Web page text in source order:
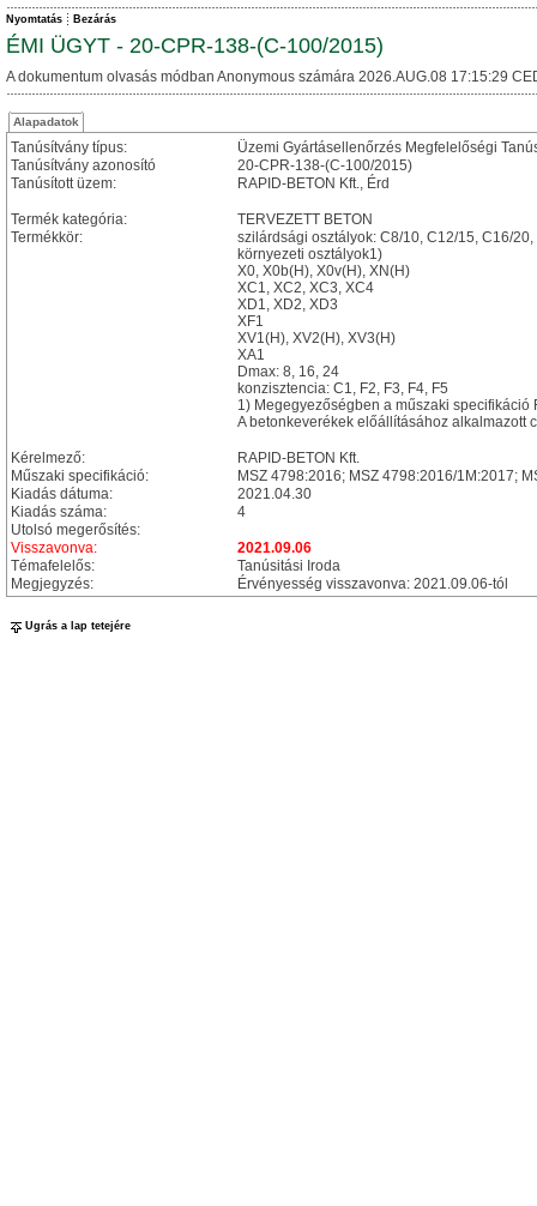
Nyomtatás Bezárás
ÉMI ÜGYT - 20-CPR-138-(C-100/2015)
A dokumentum olvasás módban Anonymous számára 2026.AUG.08 17:15:29
Alapadatok
Tanúsítvány típus:
Üzemi Gyártásellenőrzés Megfelelőségi
Tanúsítvány azonosító
20-CPR-138-(C-100/2015)
Tanúsított üzem:
RAPID-BETON Kft., Érd
Termék kategória:
TERVEZETT BETON
Termékkör:
szilárdsági osztályok: C8/10, C12/15, C16/
környezeti osztályok1)
X0, X0b(H), X0v(H), XN(H)
XC1, XC2, XC3, XC4
XD1, XD2, XD3
XF1
XV1(H), XV2(H), XV3(H)
XA1
Dmax: 8, 16, 24
konzisztencia: C1, F2, F3, F4, F5
1) Megegyezőségben a műszaki specifikáció
A betonkeverékek előállításához alkalmazott
Kérelmező:
RAPID-BETON Kft.
Műszaki specifikáció:
MSZ 4798:2016; MSZ 4798:2016/1M:2017;
Kiadás dátuma:
2021.04.30
Kiadás száma:
4
Utolsó megerősítés:
Visszavonva:
2021.09.06
Témafelelős:
Tanúsitási Iroda
Megjegyzés:
Érvényesség visszavonva: 2021.09.06-tól
Ugrás a lap tetejére